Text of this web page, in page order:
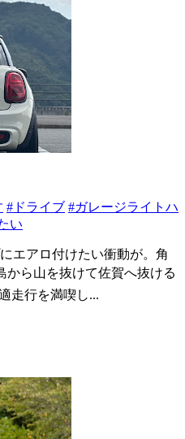
#ドライブ #ガレージライトハ
い
エアロ付けたい衝動が。角
から山を抜けて佐賀へ抜ける
走行を満喫し...